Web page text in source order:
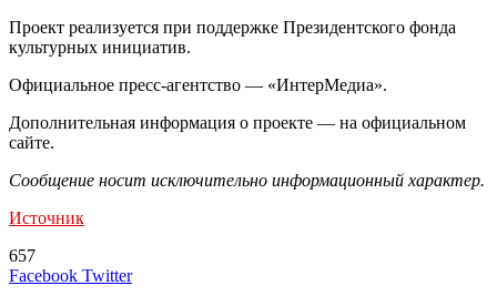
Проект реализуется при поддержке Президентского фонда
культурных инициатив.
Официальное пресс-агентство — «ИнтерМедиа».
Дополнительная информация о проекте — на официальном
сайте.
Сообщение носит исключительно информационный характер.
Источник
657
Facebook TwitterLinkedIn
Tumblr
Reddit
Вконтакте
Одноклассники
Skype
Messenger
Messenger
WhatsApp
Telegram
Viber
Line
Поделиться
Печатать